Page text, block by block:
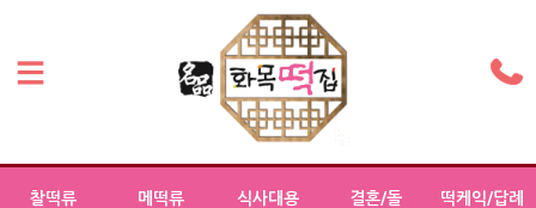
찰떡류 메떡류 식사대용 결혼/돌 떡케익/답례